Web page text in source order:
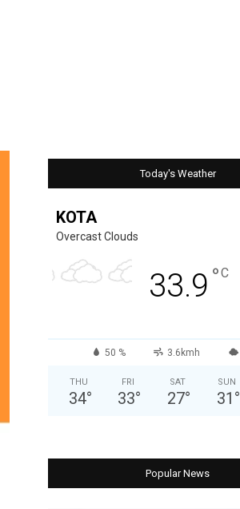
Today's Weather
KOTA
Overcast Clouds
33.9 °C
50 % 3.6kmh
THU
34°
FRI
33°
SAT
27°
SUN
31 °
Popular News